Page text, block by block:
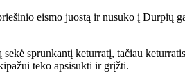
eismo juostą ir nusuko į Durpių
sprunkantį keturratį, tačiau
teko apsisukti ir grįžti.